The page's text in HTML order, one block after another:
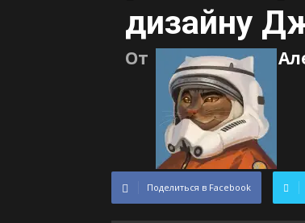
дизайну
От
Поделиться в Facebook